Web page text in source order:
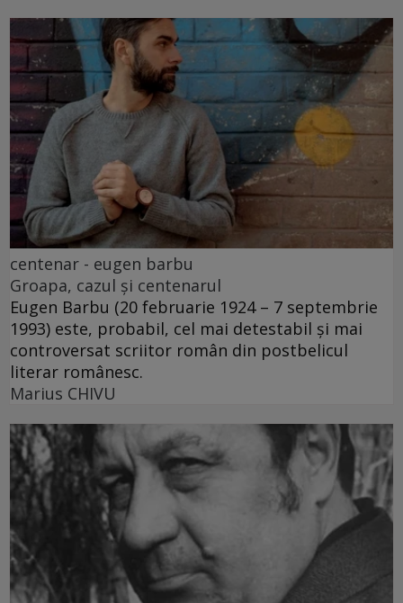
centenar - eugen barbu
Groapa, cazul și centenarul
Eugen Barbu (20 februarie 1924 – 7 septembrie
1993) este, probabil, cel mai detestabil și mai
controversat scriitor român din postbelicul
literar românesc.
Marius CHIVU